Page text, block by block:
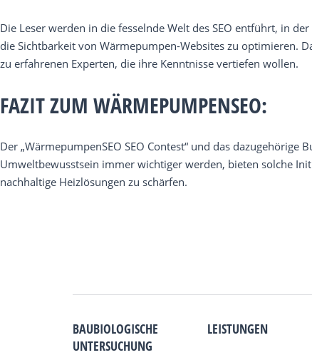
Die Leser werden in die fesselnde Welt des SEO entführt, in
die Sichtbarkeit von Wärmepumpen-Websites zu optimieren.
zu erfahrenen Experten, die ihre Kenntnisse vertiefen wollen.
FAZIT ZUM WÄRMEPUMPENSEO:
Der „WärmepumpenSEO SEO Contest“ und das
Umweltbewusstsein immer wichtiger werden, bieten solche
nachhaltige Heizlösungen zu schärfen.
BAUBIOLOGISCHE
UNTERSUCHUNG
LEISTUNGEN